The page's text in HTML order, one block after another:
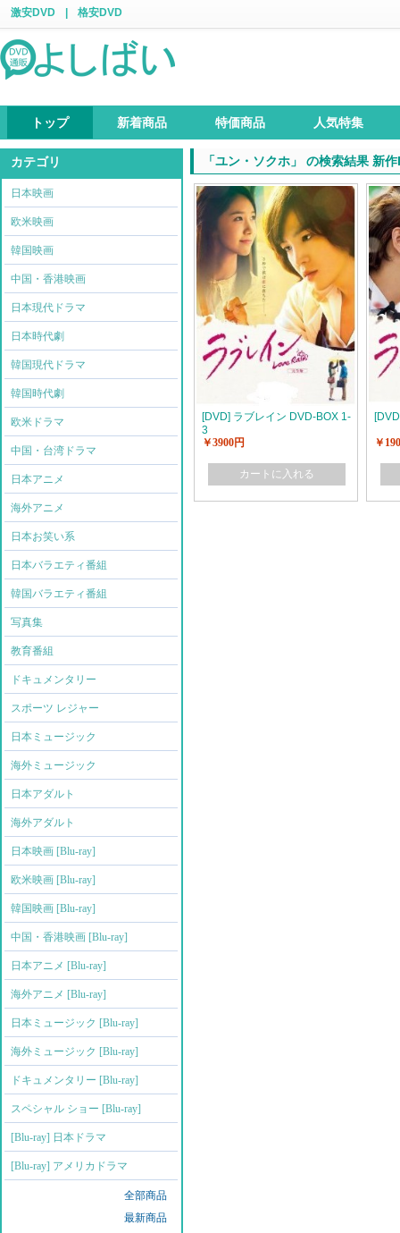
激安DVD 格安DVD
トップ 新着商品 特価商品 人気特集
カテゴリ
日本映画
欧米映画
韓国映画
中国・香港映画
日本現代ドラマ
日本時代劇
韓国現代ドラマ
韓国時代劇
欧米ドラマ
中国・台湾ドラマ
日本アニメ
海外アニメ
日本お笑い系
日本バラエティ番組
韓国バラエティ番組
写真集
教育番組
ドキュメンタリー
スポーツ レジャー
日本ミュージック
海外ミュージック
日本アダルト
海外アダルト
日本映画 [Blu-ray]
欧米映画 [Blu-ray]
韓国映画 [Blu-ray]
中国・香港映画 [Blu-ray]
日本アニメ [Blu-ray]
海外アニメ [Blu-ray]
日本ミュージック [Blu-ray]
海外ミュージック [Blu-ray]
ドキュメンタリー [Blu-ray]
スペシャル ショー [Blu-ray]
[Blu-ray] 日本ドラマ
[Blu-ray] アメリカドラマ
全部商品
最新商品
「ユン・ソクホ」 の検索結果 新
[DVD] ラブレイン DVD-BOX 1-
3
￥3900円
カートに入れる
￥